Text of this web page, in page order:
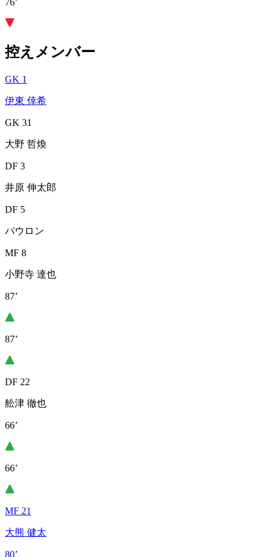
76’
控えメンバー
GK 1
伊東 倖希
GK 31
大野 哲煥
DF 3
井原 伸太郎
DF 5
パウロン
MF 8
小野寺 達也
87’
87’
DF 22
舩津 徹也
66’
66’
MF 21
大熊 健太
80’